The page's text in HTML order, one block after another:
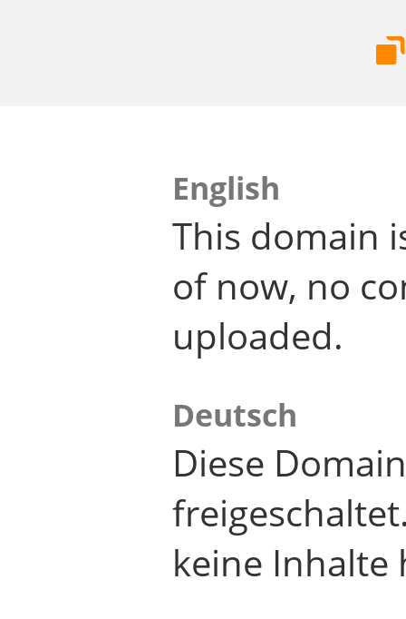
English
This domain
of now, no
uploaded.
Deutsch
Diese
keine Inhalte